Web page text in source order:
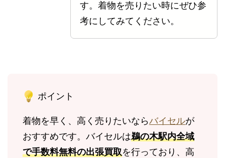
す。着物を売りたい時にぜひ参
考にしてみてください。
ポイント
着物を早く、高く売りたいならバイセルが
おすすめです。バイセルは鵜の木駅内全域
で手数料無料の出張買取を行っており、高